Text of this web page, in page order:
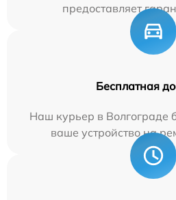
предоставляет
Бесплатная
Наш курьер в Волгограде
ваше устройство на